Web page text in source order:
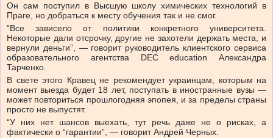
Он сам поступил в Высшую школу химических технологий в
Праге, но добраться к месту обучения так и не смог.
“Все зависело от политики конкретного университета.
Некоторые дали отсрочку, другие не захотели держать места, и
вернули деньги”, — говорит руководитель клиентского сервиса
образовательного агентства DEC education Александра
Тарченко.
В свете этого Кравец не рекомендует украинцам, которым на
момент выезда будет 18 лет, поступать в иностранные вузы —
может повториться прошлогодняя эпопея, и за пределы страны
просто не выпустят.
“У них нет шансов выехать, тут речь даже не о рисках, а
фактически о “гарантии”, — говорит Андрей Черных.